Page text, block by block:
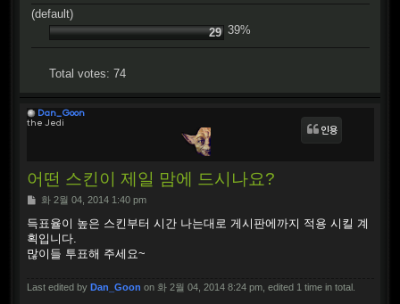
(default)
29 39%
Total votes: 74
Dan_Goon
the Jedi
어떤 스킨이 제일 맘에 드시나요?
인용
P
s
t
화 2월 04, 2014 1:40 pm
득표율이 높은 스킨부터 시간 나는대로 게시판에까지 적용 시킬 계
획입니다.
많이들 투표해 주세요~
Last edited by Dan_Goon on 화 2월 04, 2014 8:24 pm, edited 1 time in total.